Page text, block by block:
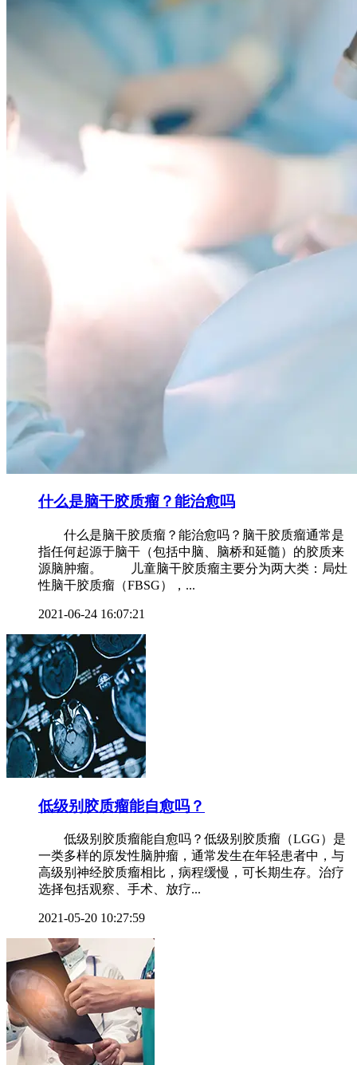
什么是脑干胶质瘤？能治愈吗
什么是脑干胶质瘤？能治愈吗？脑干胶质瘤通常是
指任何起源于脑干（包括中脑、脑桥和延髓）的胶质来
源脑肿瘤。 儿童脑干胶质瘤主要分为两大类：局灶
性脑干胶质瘤（FBSG），...
2021-06-24 16:07:21
低级别胶质瘤能自愈吗？
低级别胶质瘤能自愈吗？低级别胶质瘤（LGG）是
一类多样的原发性脑肿瘤，通常发生在年轻患者中，与
高级别神经胶质瘤相比，病程缓慢，可长期生存。治疗
选择包括观察、手术、放疗...
2021-05-20 10:27:59